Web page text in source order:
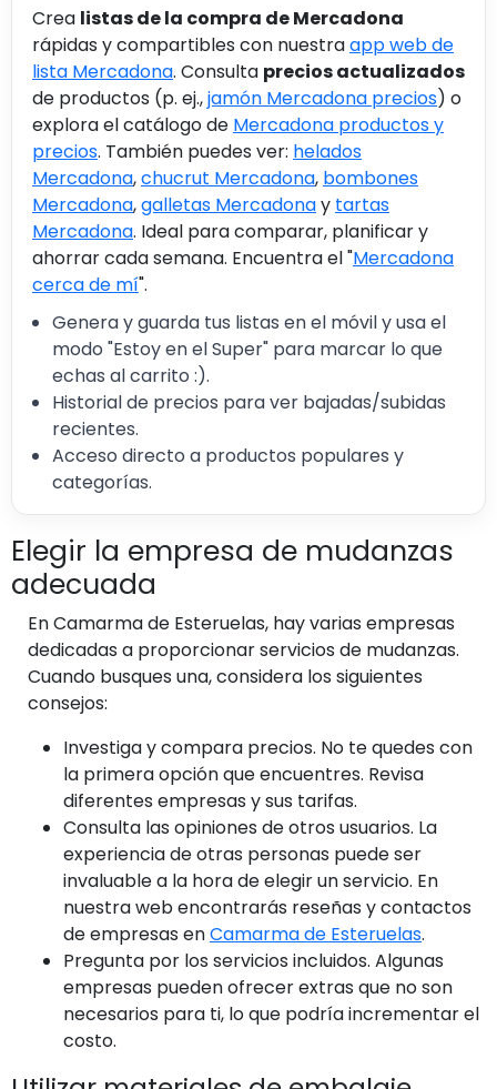
Crea listas de la compra de Mercadona
rápidas y compartibles con nuestraapp web de
lista Mercadona. Consulta precios actualizados
de productos (p. ej.,jamón Mercadona precios) o
explora el catálogo de Mercadona productos y
precios. También puedes ver: helados
Mercadona,chucrut Mercadona, bombones
Mercadona,galletas Mercadonay tartas
Mercadona. Ideal para comparar, planificar y
ahorrar cada semana. Encuentra el "Mercadona
cerca de mí".
Genera y guarda tus listas en el móvil y usa el
modo "Estoy en el Super" para marcar lo que
echas al carrito :).
Historial de precios para ver bajadas/subidas
recientes.
Acceso directo a productos populares y
categorías.
Elegir la empresa de mudanzas
adecuada
En Camarma de Esteruelas, hay varias empresas
dedicadas a proporcionar servicios de mudanzas.
Cuando busques una, considera los siguientes
consejos:
Investiga y compara precios. No te quedes con
la primera opción que encuentres. Revisa
diferentes empresas y sus tarifas.
Consulta las opiniones de otros usuarios. La
experiencia de otras personas puede ser
invaluable a la hora de elegir un servicio. En
nuestra web encontrarás reseñas y contactos
de empresas enCamarma de Esteruelas.
Pregunta por los servicios incluidos. Algunas
empresas pueden ofrecer extras que no son
necesarios para ti, lo que podría incrementar el
costo.